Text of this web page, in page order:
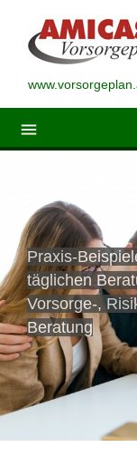
menu
Praxis-
täglichen
Vorsorge-,
Beratung